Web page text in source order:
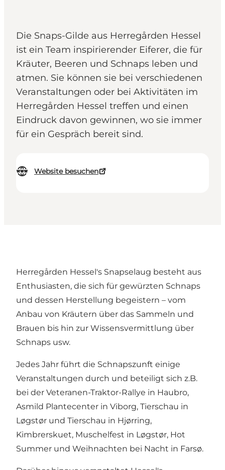
Die Snaps-Gilde aus Herregården Hessel
ist ein Team inspirierender Eiferer, die für
Kräuter, Beeren und Schnaps leben und
atmen. Sie können sie bei verschiedenen
Veranstaltungen oder bei Aktivitäten im
Herregården Hessel treffen und einen
Eindruck davon gewinnen, wo sie immer
für ein Gespräch bereit sind.
Website besuchen
Herregården Hessel's Snapselaug besteht aus
Enthusiasten, die sich für gewürzten Schnaps
und dessen Herstellung begeistern – vom
Anbau von Kräutern über das Sammeln und
Brauen bis hin zur Wissensvermittlung über
Schnaps usw.
Jedes Jahr führt die Schnapszunft einige
Veranstaltungen durch und beteiligt sich z.B.
bei der Veteranen-Traktor-Rallye in Haubro,
Asmild Plantecenter in Viborg, Tierschau in
Løgstør und Tierschau in Hjørring,
Kimbrerskuet, Muschelfest in Løgstør, Hot
Summer und Weihnachten bei Nacht in Farsø.